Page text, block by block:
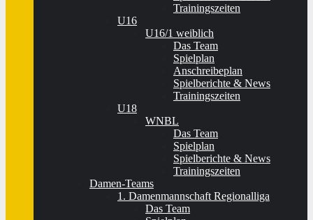
Trainingszeiten
U16
U16/1 weiblich
Das Team
Spielplan
Anschreibeplan
Spielberichte & News
Trainingszeiten
U18
WNBL
Das Team
Spielplan
Spielberichte & News
Trainingszeiten
Damen-Teams
1. Damenmannschaft Regionalliga
Das Team